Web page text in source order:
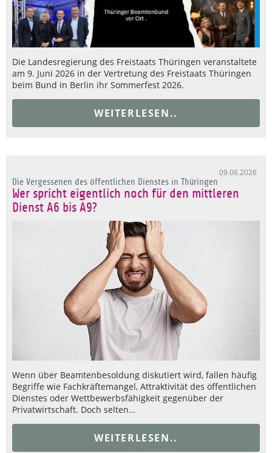
Die Landesregierung des Freistaats Thüringen veranstaltete
am 9. Juni 2026 in der Vertretung des Freistaats Thüringen
beim Bund in Berlin ihr Sommerfest 2026.
WEITERLESEN..
09.06.2026
Die Vergessenen des öffentlichen Dienstes in Thüringen
Wer spricht eigentlich noch für den mittleren
Dienst A6 bis A9?
Wenn über Beamtenbesoldung diskutiert wird, fallen häufig
Begriffe wie Fachkräftemangel, Attraktivität des öffentlichen
Dienstes oder Wettbewerbsfähigkeit gegenüber der
Privatwirtschaft. Doch selten…
WEITERLESEN..